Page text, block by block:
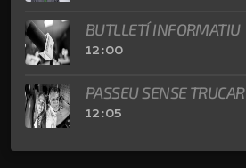
BUTLLETÍ INFORMATIU
12:00
PASSEU SENSE TRUCAR
12:05